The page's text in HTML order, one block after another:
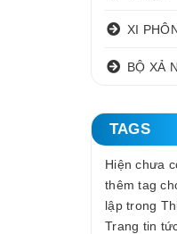
TAGS
Hiện chưa
thêm tag
lập trong
Trang tin